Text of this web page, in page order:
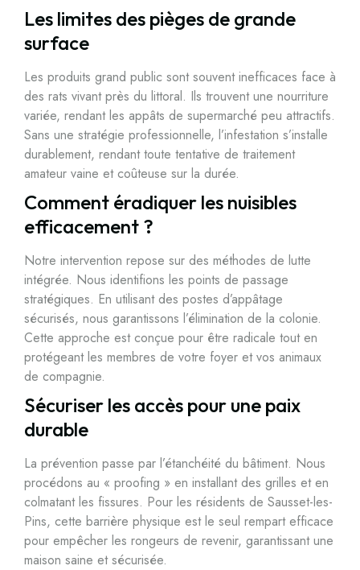
Les limites des pièges de grande
surface
Les produits grand public sont souvent inefficaces face à
des rats vivant près du littoral. Ils trouvent une nourriture
variée, rendant les appâts de supermarché peu attractifs.
Sans une stratégie professionnelle, l’infestation s’installe
durablement, rendant toute tentative de traitement
amateur vaine et coûteuse sur la durée.
Comment éradiquer les nuisibles
efficacement ?
Notre intervention repose sur des méthodes de lutte
intégrée. Nous identifions les points de passage
stratégiques. En utilisant des postes d’appâtage
sécurisés, nous garantissons l’élimination de la colonie.
Cette approche est conçue pour être radicale tout en
protégeant les membres de votre foyer et vos animaux
de compagnie.
Sécuriser les accès pour une paix
durable
La prévention passe par l’étanchéité du bâtiment. Nous
procédons au « proofing » en installant des grilles et en
colmatant les fissures. Pour les résidents de Sausset-les-
Pins, cette barrière physique est le seul rempart efficace
pour empêcher les rongeurs de revenir, garantissant une
maison saine et sécurisée.